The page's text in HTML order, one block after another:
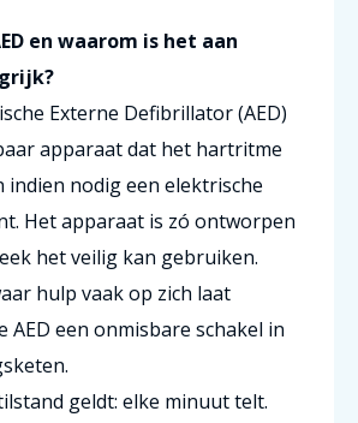
en waarom is het aan
Externe Defibrillator (AED)
apparaat dat het hartritme
indien nodig een elektrische
Het apparaat is zó ontworpen
het veilig kan gebruiken.
hulp vaak op zich laat
AED een onmisbare schakel in
geldt: elke minuut telt.